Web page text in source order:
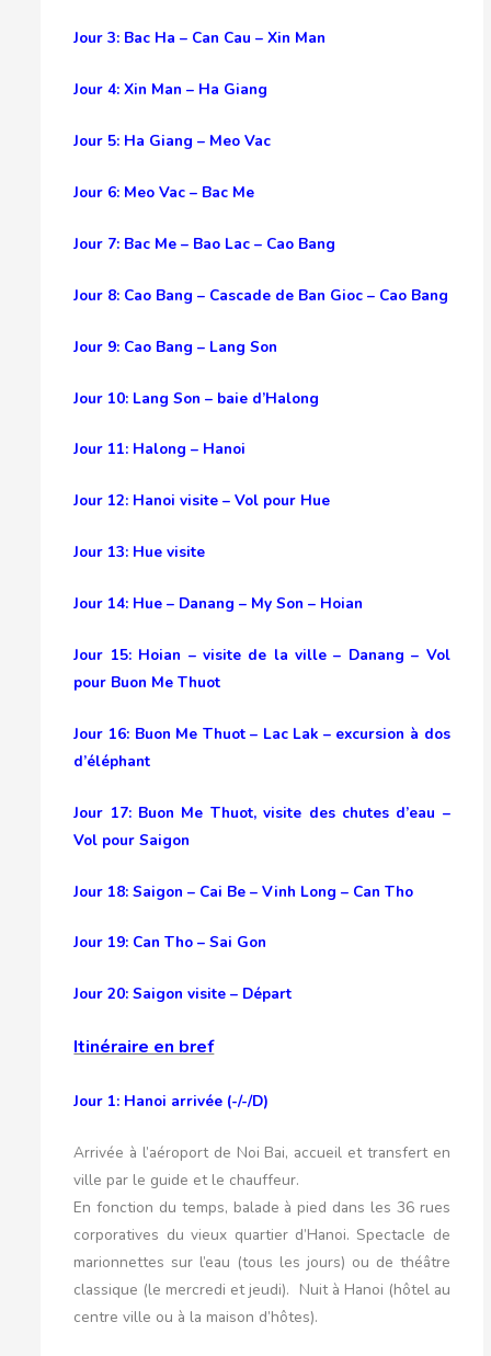
Jour 3: Bac Ha – Can Cau – Xin Man
Jour 4: Xin Man – Ha Giang
Jour 5: Ha Giang – Meo Vac
Jour 6: Meo Vac – Bac Me
Jour 7: Bac Me – Bao Lac – Cao Bang
Jour 8: Cao Bang – Cascade de Ban Gioc – Cao Bang
Jour 9: Cao Bang – Lang Son
Jour 10: Lang Son – baie d’Halong
Jour 11: Halong – Hanoi
Jour 12: Hanoi visite – Vol pour Hue
Jour 13: Hue visite
Jour 14: Hue – Danang – My Son – Hoian
Jour 15: Hoian – visite de la ville – Danang – Vol
pour Buon Me Thuot
Jour 16: Buon Me Thuot – Lac Lak – excursion à dos
d’éléphant
Jour 17: Buon Me Thuot, visite des chutes d’eau –
Vol pour Saigon
Jour 18: Saigon – Cai Be – Vinh Long – Can Tho
Jour 19: Can Tho – Sai Gon
Jour 20: Saigon visite – Départ
Itinéraire en bref
Jour 1: Hanoi arrivée (-/-/D)
Arrivée à l’aéroport de Noi Bai, accueil et transfert en
ville par le guide et le chauffeur.
En fonction du temps, balade à pied dans les 36 rues
corporatives du vieux quartier d’Hanoi. Spectacle de
marionnettes sur l’eau (tous les jours) ou de théâtre
classique (le mercredi et jeudi). Nuit à Hanoi (hôtel au
centre ville ou à la maison d’hôtes).